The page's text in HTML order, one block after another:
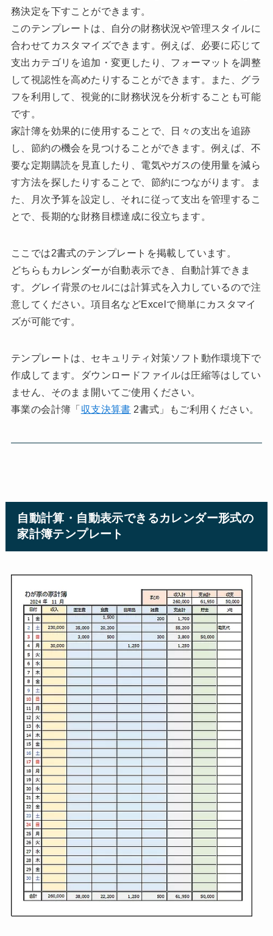
務決定を下すことができます。
このテンプレートは、自分の財務状況や管理スタイルに
合わせてカスタマイズできます。例えば、必要に応じて
支出カテゴリを追加・変更したり、フォーマットを調整
して視認性を高めたりすることができます。また、グラ
フを利用して、視覚的に財務状況を分析することも可能
です。
家計簿を効果的に使用することで、日々の支出を追跡
し、節約の機会を見つけることができます。例えば、不
要な定期購読を見直したり、電気やガスの使用量を減ら
す方法を探したりすることで、節約につながります。ま
た、月次予算を設定し、それに従って支出を管理するこ
とで、長期的な財務目標達成に役立ちます。
ここでは2書式のテンプレートを掲載しています。
どちらもカレンダーが自動表示でき、自動計算できま
す。グレイ背景のセルには計算式を入力しているので注
意してください。項目名などExcelで簡単にカスタマイ
ズが可能です。
テンプレートは、セキュリティ対策ソフト動作環境下で
作成してます。ダウンロードファイルは圧縮等はしてい
ません、そのまま開いてご使用ください。
事業の会計簿「 収支決算書 2書式」もご利用ください。
自動計算・自動表示できるカレンダー形式の
家計簿テンプレート